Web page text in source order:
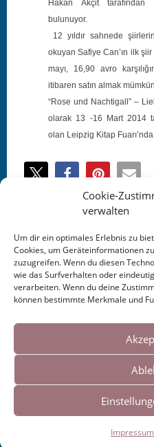
Cookies helfen uns bei
unserer Inhalte und
weitere Nutzung der
der Verwendung von
Okay!
Cookie-
verwalten
Um dir ein optimales Erlebnis zu
Cookies, um Geräteinformationen
zuzugreifen. Wenn du diesen
wie das Surfverhalten oder
verarbeiten. Wenn du deine
können bestimmte Merkmale und
Impressum
Hakan Akçit
bulunuyor.
12 yıldır sahnede
okuyan Safiye Can’ın ilk
mayı, 16,90 avro
itibaren satın almak
“Rose und Nachti­gall” –
olarak 13 ‑16 Mart 2014
olan Leipzig Kitap Fuarı’nda
This entry was posted in
Post
←Das Debüt! “Rose und
Liebesgedichte von Safiye
Can